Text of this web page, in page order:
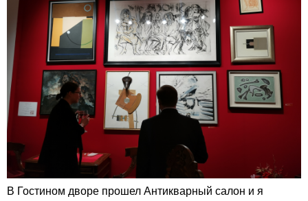
В Гостином дворе прошел Антикварный салон и я